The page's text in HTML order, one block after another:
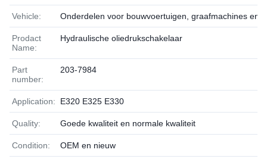
Vehicle: Onderdelen voor bouwvoertuigen, graafmachines en
Prodact
Name:
Hydraulische oliedrukschakelaar
Part
number:
203-7984
Application: E320 E325 E330
Quality: Goede kwaliteit en normale kwaliteit
Condition: OEM en nieuw